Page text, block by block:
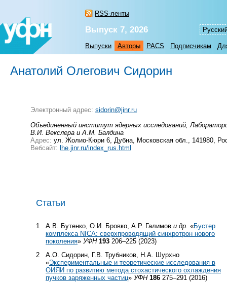
RSS-ленты
Выпуск 7, 2026
Выпуски Авторы PACS Подписчикам
Анатолий Олегович Сидорин
Электронный адрес: sidorin@jinr.ru
Объединенный институт ядерных исследований,
В.И. Векслера и А.М. Балдина
Адрес: ул. Жолио-Кюри 6, Дубна, Московская обл., 141980,
Вебсайт:
lhe.jinr.ru/index_rus.html
Статьи
1 А.В. Бутенко, О.И. Бровко, А.Р. Галимов и др. «Бустер
комплекса NICA: сверхпроводящий синхротрон нового
поколения» УФН 193 206–225 (2023)
2
А.О. Сидорин, Г.В. Трубников, Н.А. Шурхно
«Экспериментальные и теоретические исследования в
ОИЯИ по развитию метода стохастического охлаждения
пучков заряженных частиц» УФН 186 275–291 (2016)